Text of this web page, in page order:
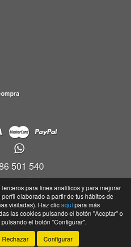
501 540
83 75 31
Parc. 4-5, Nave 9, Oficina 17,36692 -
- Pontevedra
online de recambios de Gira
para fines analíticos y para mejorar
elaborado a partir de tus hábitos de
visitadas). Haz clicaquípara más
las cookies pulsando el botón "Aceptar" o
el botón "Configurar".
Rechazar Configurar